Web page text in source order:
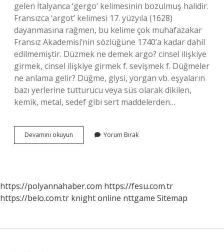
gelen İtalyanca ‘gergo’ kelimesinin bozulmuş halidir.
Fransızca ‘argot’ kelimesi 17. yüzyıla (1628)
dayanmasına rağmen, bu kelime çok muhafazakar
Fransız Akademisi’nin sözlüğüne 1740’a kadar dahil
edilmemiştir. Düzmek ne demek argo? cinsel ilişkiye
girmek, cinsel ilişkiye girmek f. sevişmek f. Düğmeler
ne anlama gelir? Düğme, giysi, yorgan vb. eşyaların
bazı yerlerine tutturucu veya süs olarak dikilen,
kemik, metal, sedef gibi sert maddelerden…
Devamını okuyun
Ne
Yorum Bırak
https://polyannahaber.com https://fesu.com.tr
https://belo.com.tr knight online nttgame Sitemap